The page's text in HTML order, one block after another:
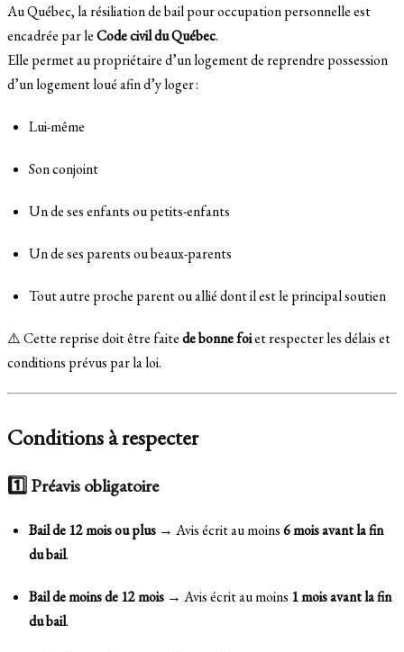
Au Québec, la résiliation de bail pour occupation personnelle est
encadrée par leCode civil du Québec.
Elle permet au propriétaire d’un logement de reprendre possession
d’un logement loué afin d’y loger :
Lui-même
Son conjoint
Un de ses enfants ou petits-enfants
Un de ses parents ou beaux-parents
Tout autre proche parent ou allié dont il est le principal soutien
⚠️ Cette reprise doit être faitede bonne foiet respecter les délais et
conditions prévus par la loi.
Conditions à respecter
1️⃣ Préavis obligatoire
Bail de 12 mois ou plus → Avis écrit au moins6 mois avant la fin
du bail.
Bail de moins de 12 mois → Avis écrit au moins 1 mois avant la fin
du bail.